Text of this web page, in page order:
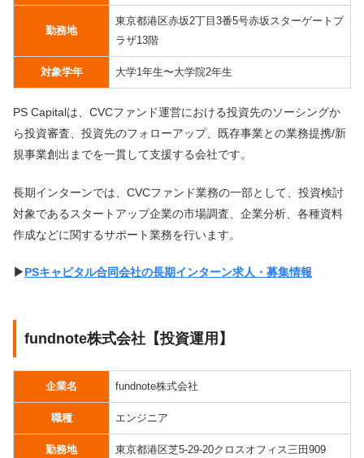
勤務地
東京都港区赤坂2丁目3番5号赤坂スターゲートプ
ラザ13階
対象学年 大学1年生〜大学院2年生
PS Capitalは、CVCファンド運営における投資先のソーシングか
ら投資審査、投資先のフォローアップ、既存事業との業務提携/新
規事業創出までを一貫して支援する会社です。
長期インターンでは、CVCファンド業務の一部として、投資検討
対象であるスタートアップ企業の市場調査、企業分析、各種資料
作成などに関するサポート業務を行います。
▶︎PSキャピタル合同会社の長期インターン求人・募集情報
fundnote株式会社【投資運用】
企業名 fundnote株式会社
職種 エンジニア
勤務地 東京都港区芝5-29-20クロスオフィス三田909